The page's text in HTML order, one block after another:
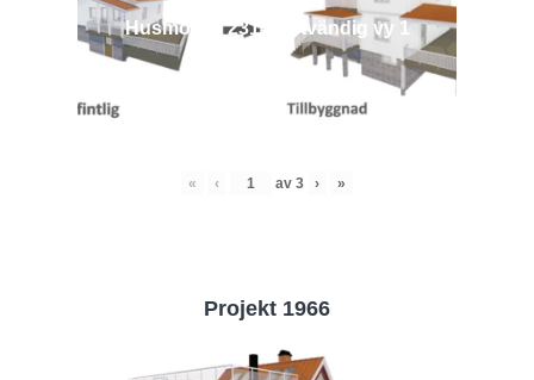
Husmodell 2314 - Utvändig vy 1
« ‹ av 3 › »
Projekt 1966